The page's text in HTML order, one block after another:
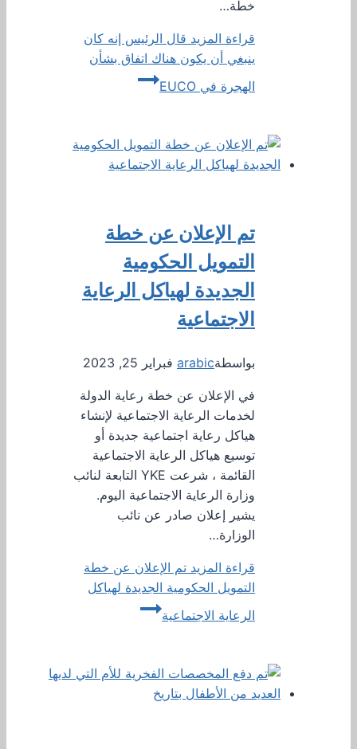
خطة…
قراءة المزيد قال الرئيس إنه كان
ينبغي أن يكون هناك اتفاق بشأن
الهجرة في EUCO
تم الإعلان عن خطة
التمويل الحكومية
الجديدة لهياكل الرعاية
الاجتماعية
بواسطةarabic فبراير 25, 2023
في الإعلان عن خطة رعاية الدولة
لخدمات الرعاية الاجتماعية لإنشاء
هياكل رعاية اجتماعية جديدة أو
توسيع هياكل الرعاية الاجتماعية
القائمة ، شرعت YKE التابعة لنائب
وزارة الرعاية الاجتماعية اليوم.
يشير إعلان صادر عن نائب
الوزارة…
قراءة المزيد تم الإعلان عن خطة
التمويل الحكومية الجديدة لهياكل
الرعاية الاجتماعية